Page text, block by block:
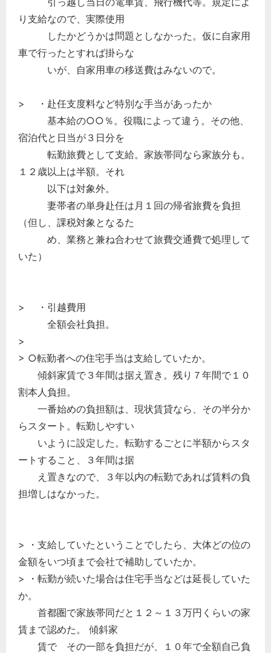
り支給なので、実際使用
したかどうかは問題としなかった。仮に自家用
車で行ったとすれば掛らな
いが、自家用車の移送費はみないので。
> ・赴任支度料など特別な手当があったか
基本給の○○％。役職によって違う。その他、
宿泊代と日当が３日分を
転勤旅費として支給。家族帯同なら家族分も。
１２歳以上は半額。それ
以下は対象外。
妻帯者の単身赴任は月１回の帰省旅費を負担
（但し、課税対象となるた
め、業務と兼ね合わせて旅費交通費で処理して
いた）
> ・引越費用
全額会社負担。
>
> ○転勤者への住宅手当は支給していたか。
傾斜家賃で３年間は据え置き。残り７年間で１０
割本人負担。
一番始めの負担額は、現状賃貸なら、その半分か
らスタート。転勤しやすい
いように設定した。転勤するごとに半額からスタ
ートすること、３年間は据
え置きなので、３年以内の転勤であれば賃料の負
担増しはなかった。
> ・支給していたということでしたら、大体どの位の
金額をいつ頃まで会社で補助していたか。
> ・転勤が続いた場合は住宅手当などは延長していた
か。
首都圏で家族帯同だと１２～１３万円くらいの家
賃まで認めた。 傾斜家
賃で その一部を負担だが、１０年で全額自己負